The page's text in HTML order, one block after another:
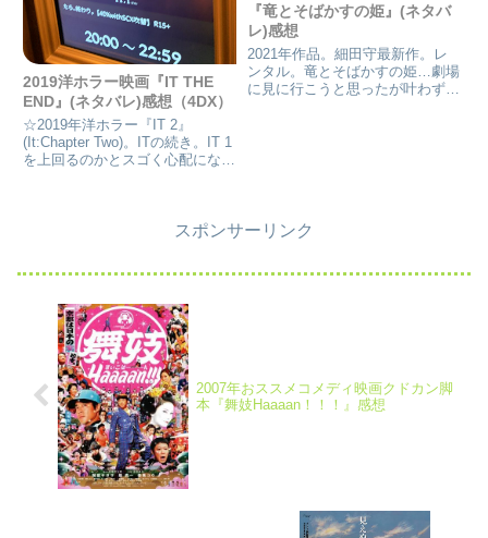
2019洋ホラー映画『IT THE
END』(ネタバレ)感想（4DX）
☆2019年洋ホラー『IT 2』
(It:Chapter Two)。ITの続き。IT 1
を上回るのかとスゴく心配になっ
れるのか。青春→青年劇ホラー
『竜とそばかすの姫』(ネタバ
レ)感想
2021年作品。細田守最新作。レ
ンタル。竜とそばかすの姫…劇場
に見に行こうと思ったが叶わず！
スポンサーリンク
2007年おススメコメディ映画クドカン脚
本『舞妓Haaaan！！！』感想